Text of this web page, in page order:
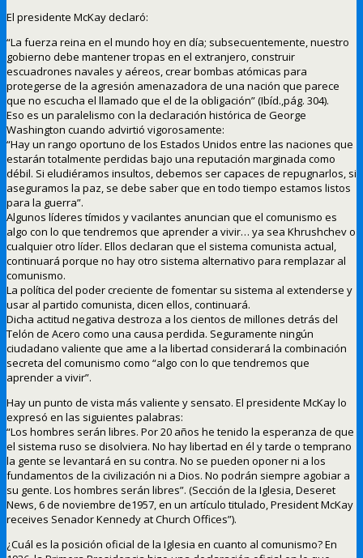
El presidente McKay declaró:
“La fuerza reina en el mundo hoy en día; subsecuentemente, nuestro
gobierno debe mantener tropas en el extranjero, construir
escuadrones navales y aéreos, crear bombas atómicas para
protegerse de la agresión amenazadora de una nación que parece
que no escucha el llamado que el de la obligación” (Ibíd.,pág. 304).
Eso es un paralelismo con la declaración histórica de George
Washington cuando advirtió vigorosamente:
“Hay un rango oportuno de los Estados Unidos entre las naciones que
estarán totalmente perdidas bajo una reputación marginada como
débil. Si eludiéramos insultos, debemos ser capaces de repugnarlos, si
aseguramos la paz, se debe saber que en todo tiempo estamos listos
para la guerra”.
Algunos líderes tímidos y vacilantes anuncian que el comunismo es
algo con lo que tendremos que aprender a vivir… ya sea Khrushchev o
cualquier otro líder. Ellos declaran que el sistema comunista actual,
continuará porque no hay otro sistema alternativo para remplazar al
comunismo.
La política del poder creciente de fomentar su sistema al extenderse y
usar al partido comunista, dicen ellos, continuará.
Dicha actitud negativa destroza a los cientos de millones detrás del
Telón de Acero como una causa perdida. Seguramente ningún
ciudadano valiente que ame a la libertad considerará la combinación
secreta del comunismo como “algo con lo que tendremos que
aprender a vivir”.
Hay un punto de vista más valiente y sensato. El presidente McKay lo
expresó en las siguientes palabras:
“Los hombres serán libres. Por 20 años he tenido la esperanza de que
el sistema ruso se disolviera. No hay libertad en él y tarde o temprano
la gente se levantará en su contra. No se pueden oponer ni a los
fundamentos de la civilización ni a Dios. No podrán siempre agobiar a
su gente. Los hombres serán libres”. (Sección de la Iglesia, Deseret
News, 6 de noviembre de1957, en un artículo titulado, President McKay
receives Senador Kennedy at Church Offices”).
¿Cuál es la posición oficial de la Iglesia en cuanto al comunismo? En